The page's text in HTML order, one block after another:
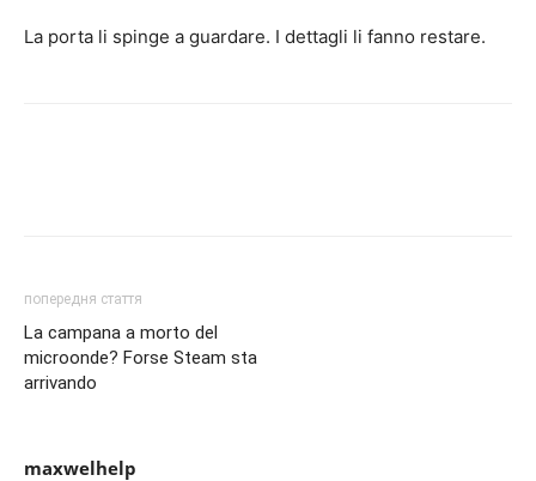
La porta li spinge a guardare. I dettagli li fanno restare.
попередня стаття
La campana a morto del
microonde? Forse Steam sta
arrivando
maxwelhelp